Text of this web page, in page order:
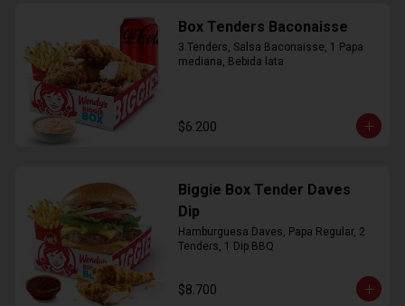
Box Tenders Baconaisse
3 Tenders, Salsa Baconaisse, 1 Papa
mediana, Bebida lata
$6.200
Biggie Box Tender Daves
Dip
Hamburguesa Daves, Papa Regular, 2
Tenders, 1 Dip BBQ
$8.700